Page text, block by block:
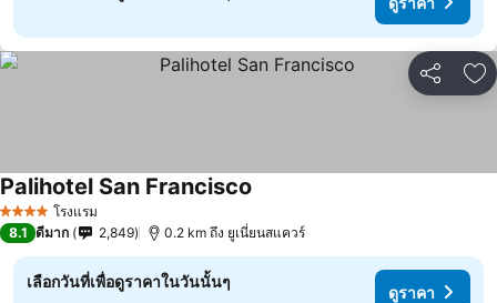
แชร์ เ
4 ดาว โรงแรม
Palihotel San Francisco
8.1 ดีมาก 2,849 0.2 km ถึง ยูเนี่ยนสแควร์
เลือกวันที่เพื่อดูราคาในวันนั้นๆ
ดูราคา